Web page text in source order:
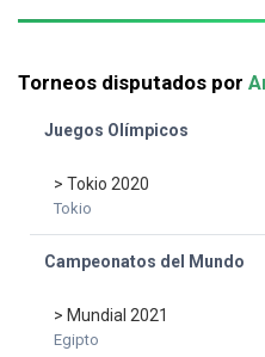
Torneos disputados por
Juegos Olímpicos
> Tokio 2020
Tokio
Campeonatos del Mundo
> Mundial 2021
Egipto